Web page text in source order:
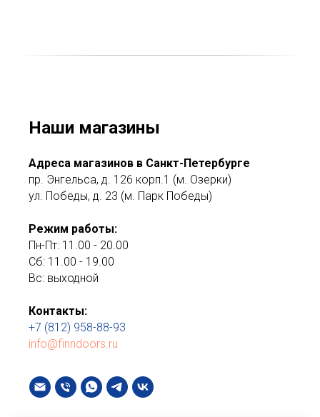
Наши магазины
Адреса магазинов в Санкт-Петербурге
пр. Энгельса, д. 126 корп.1 (м. Озерки)
ул. Победы, д. 23 (м. Парк Победы)
Режим работы:
Пн-Пт: 11.00 - 20.00
Сб: 11.00 - 19.00
Вс: выходной
Контакты:
+7 (812) 958-88-93
info@finndoors.ru